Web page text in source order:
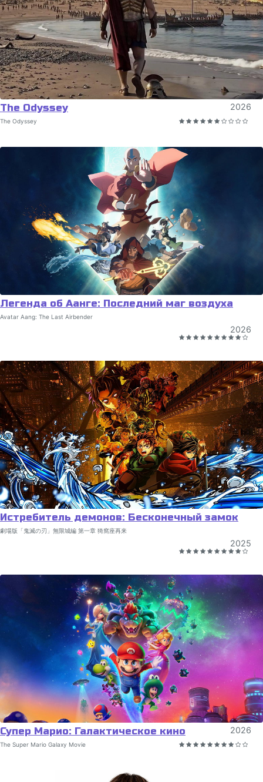
The Odyssey 2026
The Odyssey
Легенда об Аанге: Последний маг воздуха
2026
Avatar Aang: The Last Airbender
Истребитель демонов: Бесконечный замок
2025
劇場版「鬼滅の刃」無限城編 第一章 猗窩座再来
Супер Марио: Галактическое кино 2026
The Super Mario Galaxy Movie